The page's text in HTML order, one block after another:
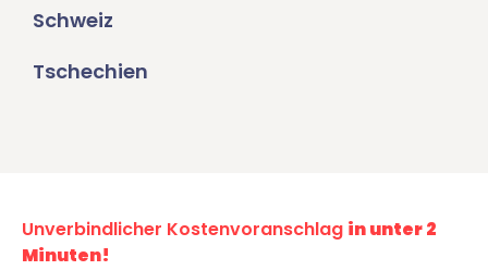
Schweiz
Tschechien
Unverbindlicher Kostenvoranschlag in unter 2
Minuten!